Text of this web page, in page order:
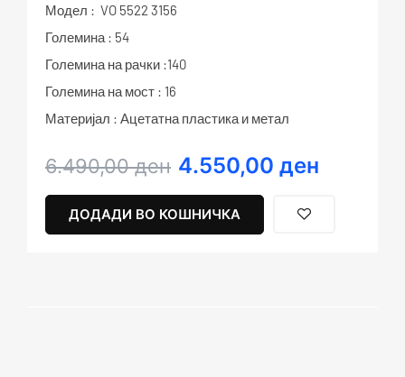
Модел : VO 5522 3156
Големина : 54
Големина на рачки :140
Големина на мост : 16
Материјал : Ацетатна пластика и метал
6.490,00ден
Original
was:
6.490,00 ден.
4.550,00 ден
Current
4.550,00 ден.
ДОДАДИ ВО КОШНИЧКА